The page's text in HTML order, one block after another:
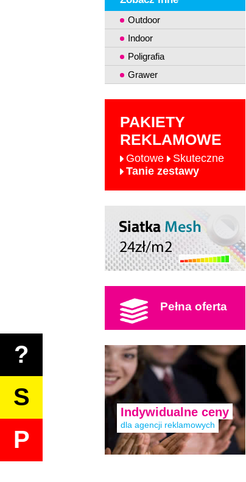
Outdoor
Indoor
Poligrafia
Grawer
PAKIETY
REKLAMOWE
Gotowe
Skuteczne
Tanie zestawy
Pełna oferta
Indywidualne ceny
dla agencji reklamowych
?
S
P